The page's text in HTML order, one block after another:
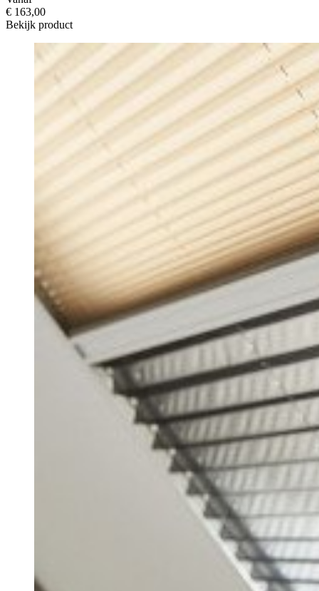
€ 163,00
Bekijk product